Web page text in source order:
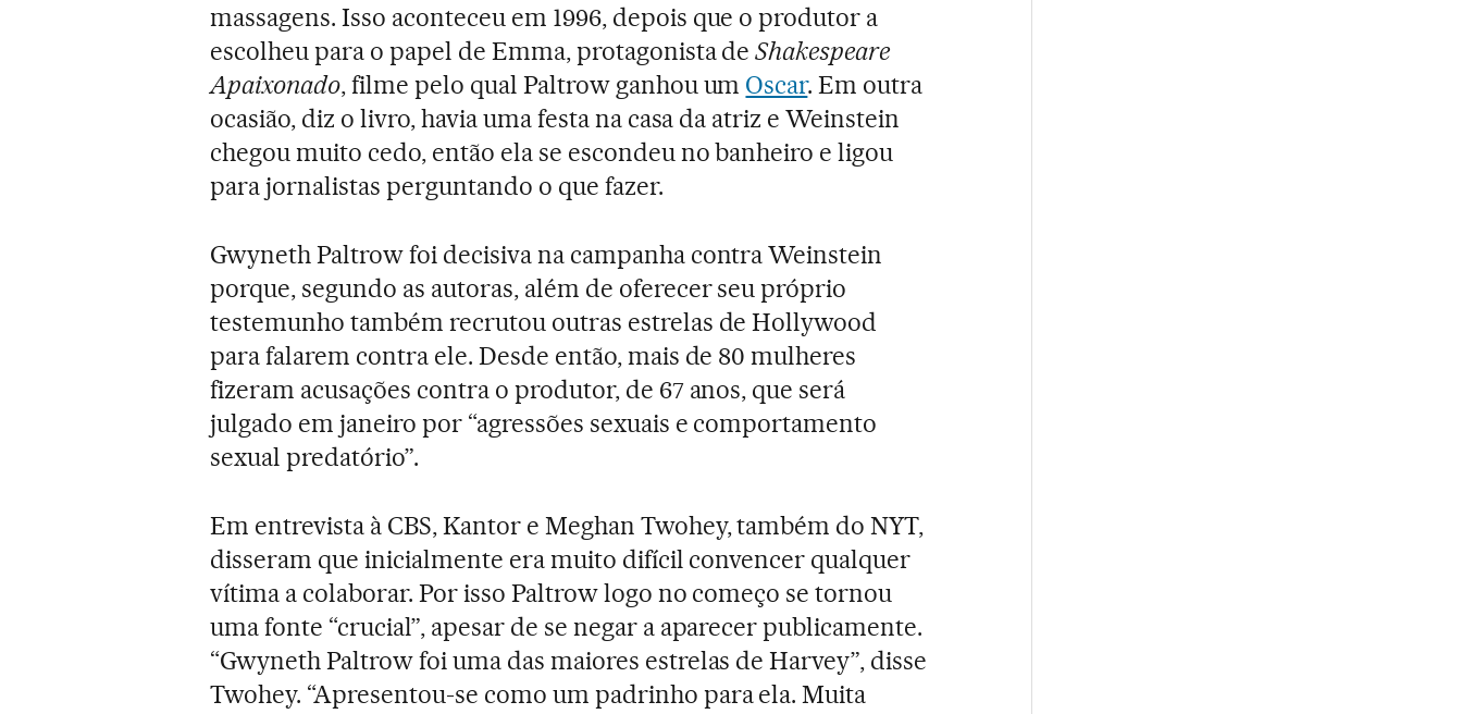
massagens. Isso aconteceu em 1996, depois que o produtor a
escolheu para o papel de Emma, protagonista deShakespeare
Apaixonado, filme pelo qual Paltrow ganhou um Oscar. Em outra
ocasião, diz o livro, havia uma festa na casa da atriz e Weinstein
chegou muito cedo, então ela se escondeu no banheiro e ligou
para jornalistas perguntando o que fazer.
Gwyneth Paltrow foi decisiva na campanha contra Weinstein
porque, segundo as autoras, além de oferecer seu próprio
testemunho também recrutou outras estrelas de Hollywood
para falarem contra ele. Desde então, mais de 80 mulheres
fizeram acusações contra o produtor, de 67 anos, que será
julgado em janeiro por “agressões sexuais e comportamento
sexual predatório”.
Em entrevista à CBS, Kantor e Meghan Twohey, também do NYT,
disseram que inicialmente era muito difícil convencer qualquer
vítima a colaborar. Por isso Paltrow logo no começo se tornou
uma fonte “crucial”, apesar de se negar a aparecer publicamente.
“Gwyneth Paltrow foi uma das maiores estrelas de Harvey”, disse
Twohey. “Apresentou-se como um padrinho para ela. Muita